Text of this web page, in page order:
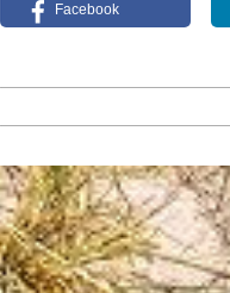
Facebook